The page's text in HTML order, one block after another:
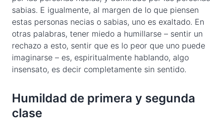
sabias. E igualmente, al margen de lo que piensen
estas personas necias o sabias, uno es exaltado. En
otras palabras, tener miedo a humillarse – sentir un
rechazo a esto, sentir que es lo peor que uno puede
imaginarse – es, espiritualmente hablando, algo
insensato, es decir completamente sin sentido.
Humildad de primera y segunda
clase